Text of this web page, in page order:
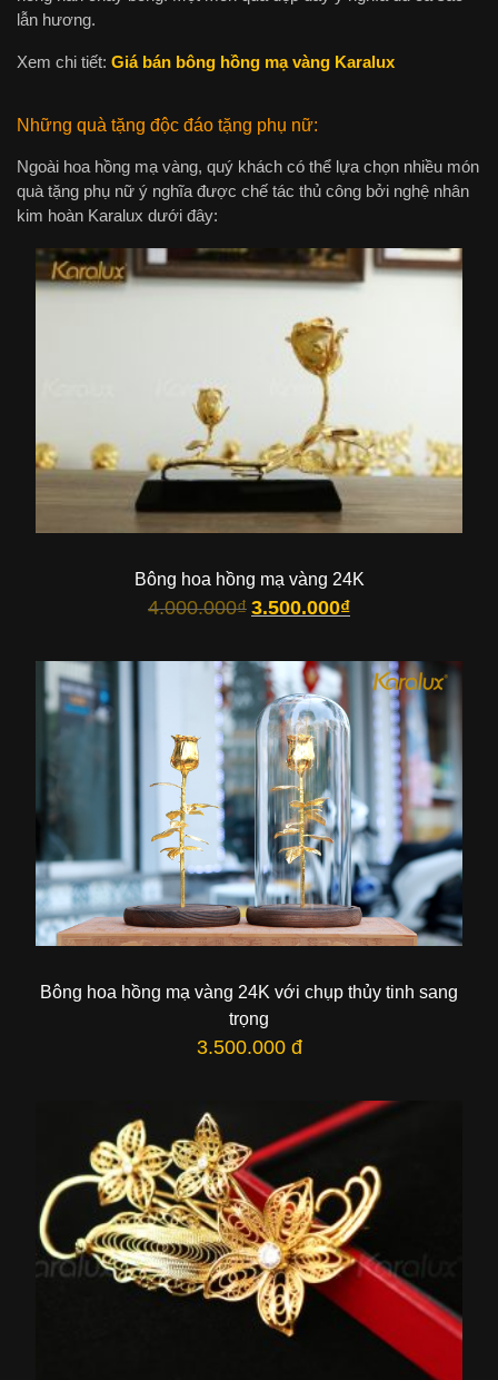
lẫn hương.
Xem chi tiết: Giá bán bông hồng mạ vàng Karalux
Những quà tặng độc đáo tặng phụ nữ:
Ngoài hoa hồng mạ vàng, quý khách có thể lựa chọn nhiều món
quà tặng phụ nữ ý nghĩa được chế tác thủ công bởi nghệ nhân
kim hoàn Karalux dưới đây:
Bông hoa hồng mạ vàng 24K
4.000.000₫ 3.500.000₫
Bông hoa hồng mạ vàng 24K với chụp thủy tinh sang
trọng
3.500.000 đ